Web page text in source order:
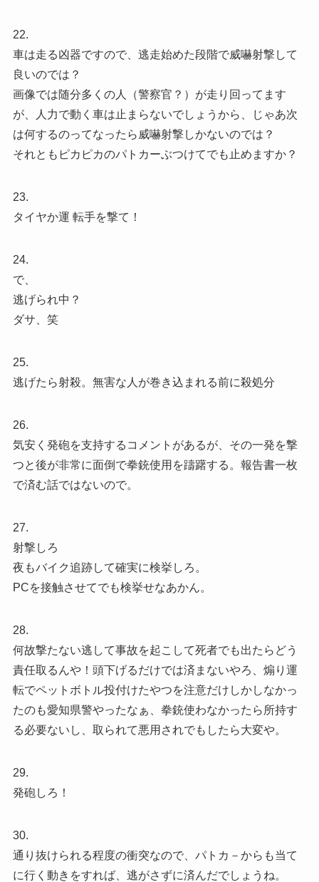
22.
車は走る凶器ですので、逃走始めた段階で威嚇射撃して
良いのでは？
画像では随分多くの人（警察官？）が走り回ってます
が、人力で動く車は止まらないでしょうから、じゃあ次
は何するのってなったら威嚇射撃しかないのでは？
それともピカピカのパトカーぶつけてでも止めますか？
23.
タイヤか運 転手を撃て！
24.
で、
逃げられ中？
ダサ、笑
25.
逃げたら射殺。無害な人が巻き込まれる前に殺処分
26.
気安く発砲を支持するコメントがあるが、その一発を撃
つと後が非常に面倒で拳銃使用を躊躇する。報告書一枚
で済む話ではないので。
27.
射撃しろ
夜もバイク追跡して確実に検挙しろ。
PCを接触させてでも検挙せなあかん。
28.
何故撃たない逃して事故を起こして死者でも出たらどう
責任取るんや！頭下げるだけでは済まないやろ、煽り運
転でペットボトル投付けたやつを注意だけしかしなかっ
たのも愛知県警やったなぁ、拳銃使わなかったら所持す
る必要ないし、取られて悪用されでもしたら大変や。
29.
発砲しろ！
30.
通り抜けられる程度の衝突なので、パトカ－からも当て
に行く動きをすれば、逃がさずに済んだでしょうね。